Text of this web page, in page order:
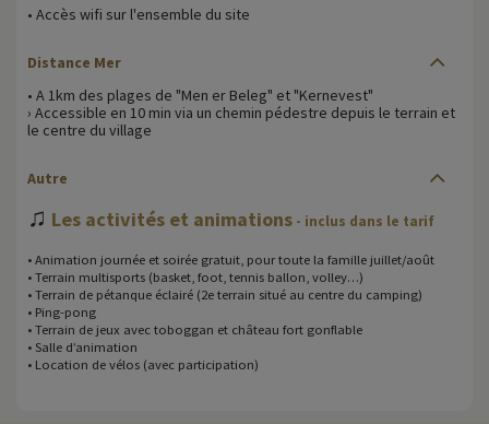
• Accès wifi sur l'ensemble du site
Distance Mer
• A 1km des plages de "Men er Beleg" et "Kernevest"
› Accessible en 10 min via un chemin pédestre depuis le terrain et
le centre du village
Autre
♫ Les activités et animations - inclus dans le tarif
• Animation journée et soirée gratuit, pour toute la famille juillet/août
• Terrain multisports (basket, foot, tennis ballon, volley…)
• Terrain de pétanque éclairé (2e terrain situé au centre du camping)
• Ping-pong
• Terrain de jeux avec toboggan et château fort gonflable
• Salle d’animation
• Location de vélos (avec participation)